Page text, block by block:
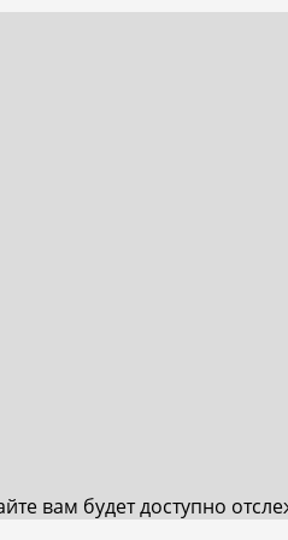
вам будет доступно